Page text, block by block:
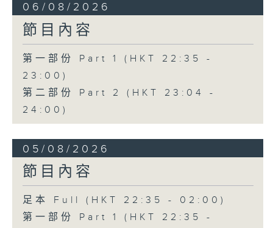
由 李龍、尹飛燕 主唱
6.「不堪回首話當年」
由 譚家寶 主唱
節目時間：0100-0200
節目名稱：潮劇欣賞
節目主持：紅萍
06/08/2026
節目內容
第一部份 Part 1 (HKT 22:35 -
23:00)
第二部份 Part 2 (HKT 23:04 -
24:00)
05/08/2026
節目內容
足本 Full (HKT 22:35 - 02:00)
第一部份 Part 1 (HKT 22:35 -